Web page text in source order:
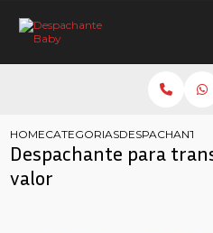
HOMECATEGORIASDESPACHANTE
Despachante para
valor